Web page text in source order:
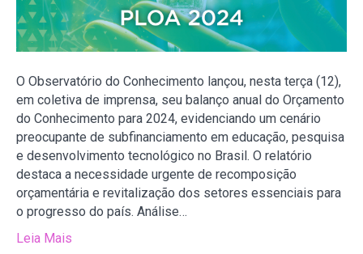
O Observatório do Conhecimento lançou, nesta terça (12),
em coletiva de imprensa, seu balanço anual do Orçamento
do Conhecimento para 2024, evidenciando um cenário
preocupante de subfinanciamento em educação, pesquisa
e desenvolvimento tecnológico no Brasil. O relatório
destaca a necessidade urgente de recomposição
orçamentária e revitalização dos setores essenciais para
o progresso do país. Análise…
Leia Mais